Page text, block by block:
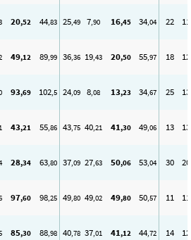
20,52 44,83 25,49 7,90 16,45 34,04 22 11
49,12 89,99 36,36 19,43 20,50 55,97 18 12
93,69 102,5 24,09 8,08 13,23 34,67 25 13
43,21 55,86 43,75 40,21 41,30 49,06 13 13
28,34 63,80 37,09 27,63 50,06 53,04 30 20
97,60 98,25 49,80 49,02 49,80 50,57 11 11
85,30 88,98 40,78 37,01 41,12 44,72 14 12